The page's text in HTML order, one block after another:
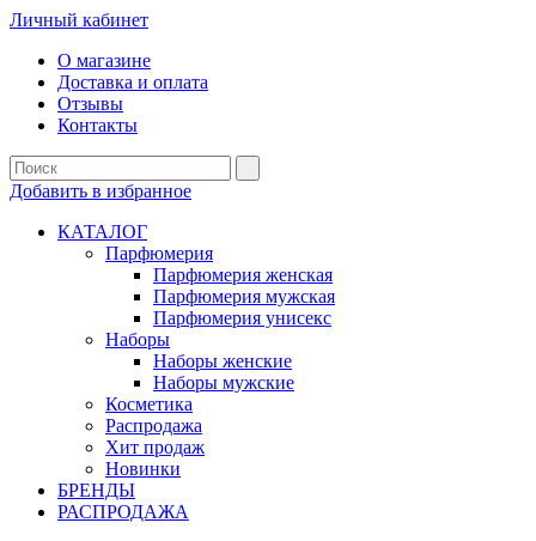
Личный кабинет
О магазине
Доставка и оплата
Отзывы
Контакты
Добавить в избранное
КАТАЛОГ
Парфюмерия
Парфюмерия женская
Парфюмерия мужская
Парфюмерия унисекс
Наборы
Наборы женские
Наборы мужские
Косметика
Распродажа
Хит продаж
Новинки
БРЕНДЫ
РАСПРОДАЖА